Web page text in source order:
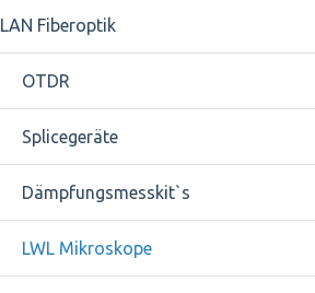
LAN Fiberoptik
OTDR
Splicegeräte
Dämpfungsmesskit`s
LWL Mikroskope